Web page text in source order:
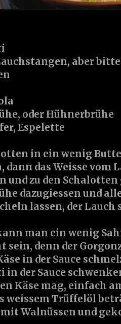
aber
oder Hühnerbrühe
Espelette
in ein wenig
dann das Weisse vom
und zu den
dazugiessen und
lassen, der
man ein wenig
sein, denn der
in der Sauce
in der Sauce
Käse mag, einfach
weissem Trüffelöl
Walnüssen und